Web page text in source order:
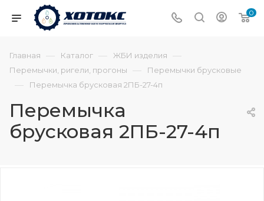
0
Главная — Каталог — ЖБИ изделия —
Перемычки, ригели, прогоны — Перемычки брусковые
— Перемычка брусковая 2ПБ-27-4п
Перемычка
брусковая 2ПБ-27-4п